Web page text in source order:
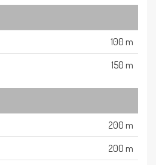
100 m
150 m
200 m
200 m